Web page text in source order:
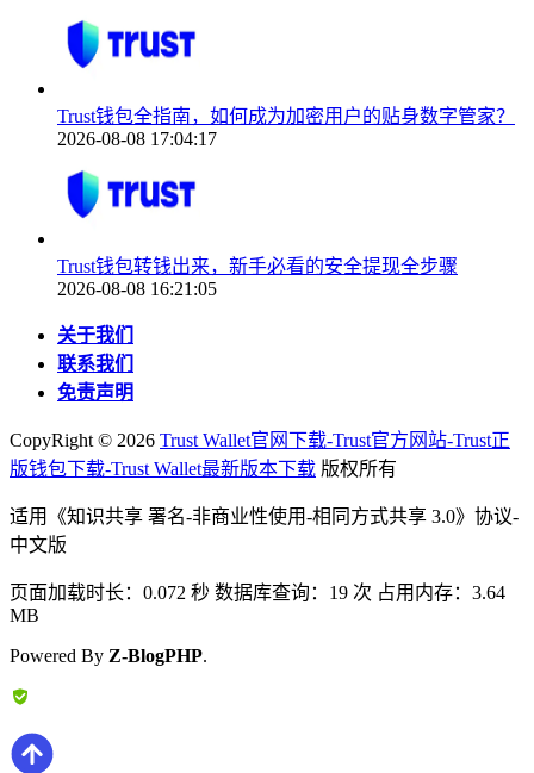
Trust钱包全指南，如何成为加密用户的贴身数字管家？
2026-08-08 17:04:17
Trust钱包转钱出来，新手必看的安全提现全步骤
2026-08-08 16:21:05
关于我们
联系我们
免责声明
CopyRight © 2026 Trust Wallet官网下载-Trust官方网站-Trust正
版钱包下载-Trust Wallet最新版本下载 版权所有
适用《知识共享 署名-非商业性使用-相同方式共享 3.0》协议-
中文版
页面加载时长：0.072 秒 数据库查询：19 次 占用内存：3.64
MB
Powered By Z-BlogPHP.